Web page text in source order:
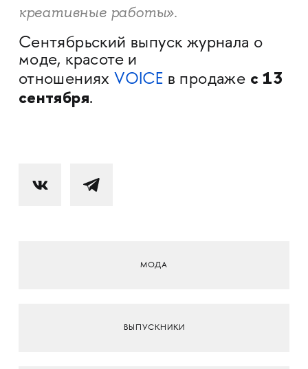
креативные работы».
Сентябрьский выпуск журнала о
моде, красоте и
отношениях VOICE в продаже с 13
сентября.
МОДА
ВЫПУСКНИКИ